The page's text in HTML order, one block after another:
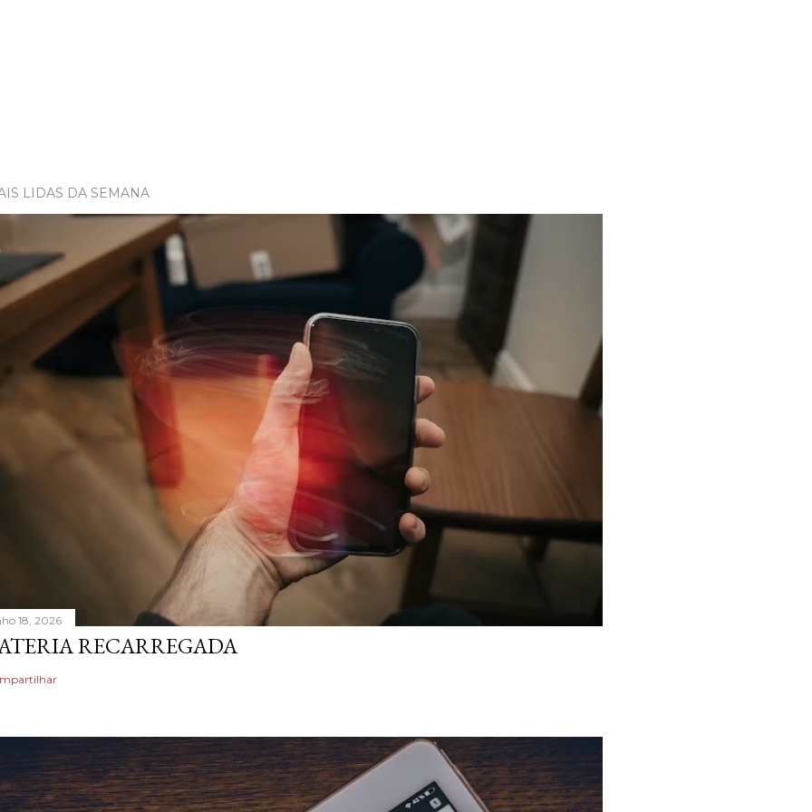
LIDAS DA SEMANA
18, 2026
RECARREGADA